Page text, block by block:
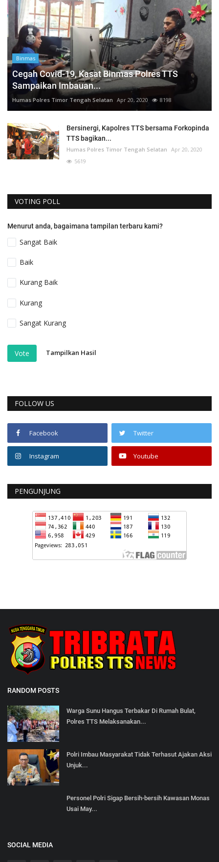
Binmas
Cegah Covid-19, Kasat Binmas Polres TTS
Sampaikan Imbauan...
Humas Polres Timor Tengah Selatan Apr 20, 2020 8198
Bersinergi, Kapolres TTS bersama Forkopinda
TTS bagikan...
Humas Polres Timor Tengah Selatan Apr 20, 2020
5619
VOTING POLL
Menurut anda, bagaimana tampilan terbaru kami?
Sangat Baik
Baik
Kurang Baik
Kurang
Sangat Kurang
Vote Tampilkan Hasil
FOLLOW US
Facebook Twitter
Instagram Youtube
PENGUNJUNG
RANDOM POSTS
Warga Sunu Hangus Terbakar Di Rumah Bulat,
Polres TTS Melaksanakan...
Polri Imbau Masyarakat Tidak Terhasut Ajakan Aksi
Unjuk...
Personel Polri Sigap Bersih-bersih Kawasan Monas
Usai May...
SOCIAL MEDIA